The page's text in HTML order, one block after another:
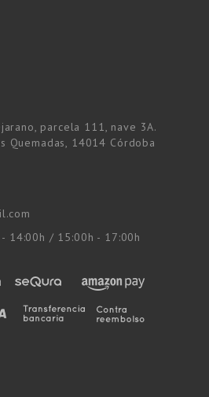
parcela 111, nave 3A.
Quemadas, 14014 Córdoba
14:00h / 15:00h - 17:00h